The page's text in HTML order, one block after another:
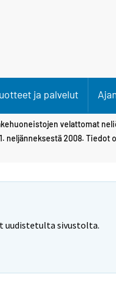
ja palvelut
velattomat
neljänneksestä 2008. Tiedot
uudistetulta sivustolta.